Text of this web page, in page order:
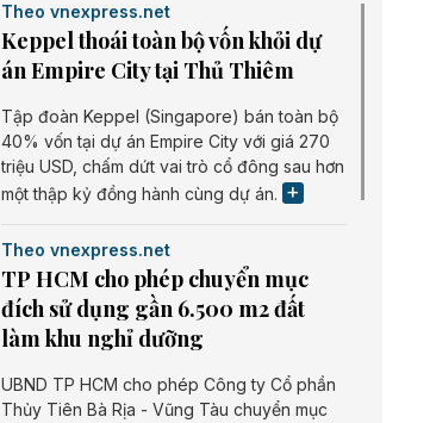
Theo vnexpress.net
Keppel thoái toàn bộ vốn khỏi dự
án Empire City tại Thủ Thiêm
Tập đoàn Keppel (Singapore) bán toàn bộ
40% vốn tại dự án Empire City với giá 270
triệu USD, chấm dứt vai trò cổ đông sau hơn
một thập kỷ đồng hành cùng dự án.
Theo vnexpress.net
TP HCM cho phép chuyển mục
đích sử dụng gần 6.500 m2 đất
làm khu nghỉ dưỡng
UBND TP HCM cho phép Công ty Cổ phần
Thủy Tiên Bà Rịa - Vũng Tàu chuyển mục